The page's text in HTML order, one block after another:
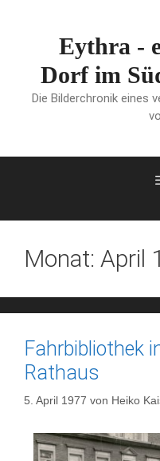
Eythra -
Dorf im
Die Bilderchronik eines
Monat: April
Fahrbibliothek
Rathaus
5. April 1977 von Heiko